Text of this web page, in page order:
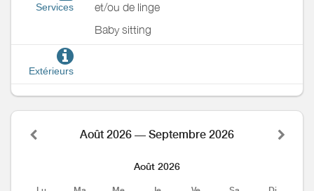
Services
et/ou de linge
Baby sitting
Extérieurs
Août 2026 — Septembre 2026
Août 2026